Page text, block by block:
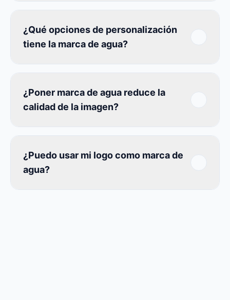
¿Qué opciones de personalización
tiene la marca de agua?
¿Poner marca de agua reduce la
calidad de la imagen?
¿Puedo usar mi logo como marca de
agua?